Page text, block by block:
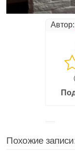
Автор:
Похожие